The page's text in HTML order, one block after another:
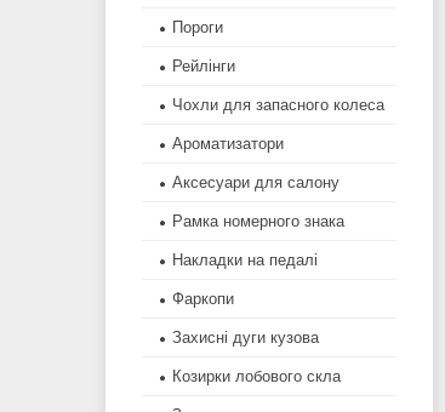
Пороги
Рейлінги
Чохли для запасного колеса
Ароматизатори
Аксесуари для салону
Рамка номерного знака
Накладки на педалі
Фаркопи
Захисні дуги кузова
Козирки лобового скла